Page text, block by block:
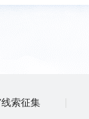
线索征集